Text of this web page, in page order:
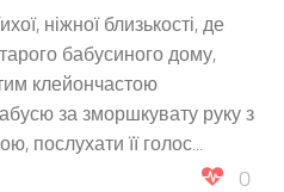
ніжної близькості, де
бабусиного дому,
клейончастою
за зморшкувату руку з
послухати її голос...
0